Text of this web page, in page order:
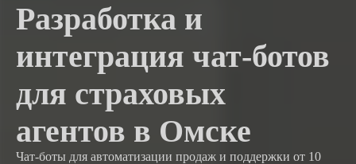
Разработка и
интеграция чат-ботов
для страховых
агентов в Омске
Чат-боты для автоматизации продаж и поддержки от 10